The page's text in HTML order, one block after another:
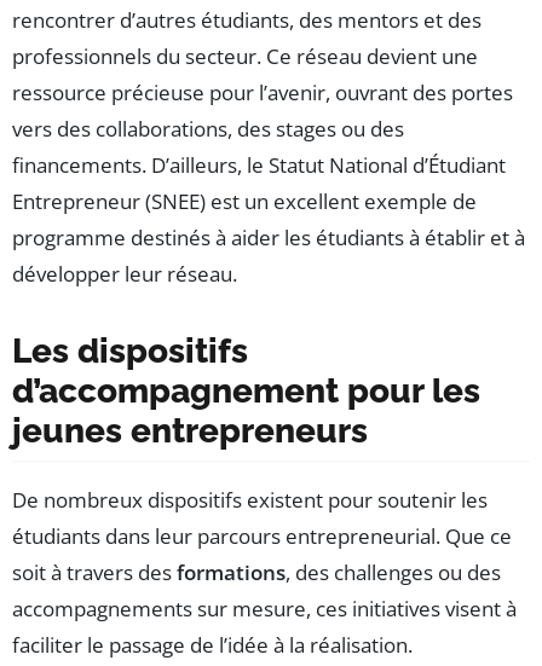
rencontrer d’autres étudiants, des mentors et des
professionnels du secteur. Ce réseau devient une
ressource précieuse pour l’avenir, ouvrant des portes
vers des collaborations, des stages ou des
financements. D’ailleurs, le Statut National d’Étudiant
Entrepreneur (SNEE) est un excellent exemple de
programme destinés à aider les étudiants à établir et à
développer leur réseau.
Les dispositifs
d’accompagnement pour les
jeunes entrepreneurs
De nombreux dispositifs existent pour soutenir les
étudiants dans leur parcours entrepreneurial. Que ce
soit à travers desformations, des challenges ou des
accompagnements sur mesure, ces initiatives visent à
faciliter le passage de l’idée à la réalisation.